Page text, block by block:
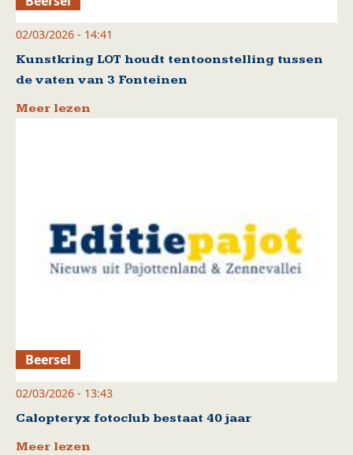
02/03/2026 - 14:41
Kunstkring LOT houdt tentoonstelling tussen
de vaten van 3 Fonteinen
Meer lezen
Beersel
02/03/2026 - 13:43
Calopteryx fotoclub bestaat 40 jaar
Meer lezen